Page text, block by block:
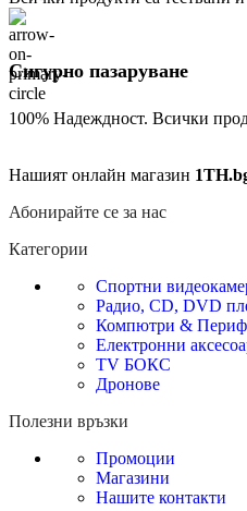
Сигурно пазаруване
100% Надеждност. Всички
Нашият онлайн магазин
Абонирайте се за нас
Категории
Спортни
Радио, CD, DVD
Компютри &
Електронни
TV БОКС
Дронове
Полезни връзки
Промоции
Магазини
Нашите контакти